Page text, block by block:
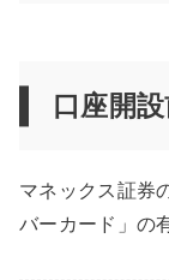
口座開
マネックス証券
バーカード」の